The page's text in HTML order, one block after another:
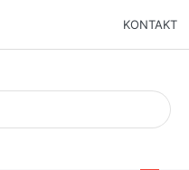
KONTAKT
erste